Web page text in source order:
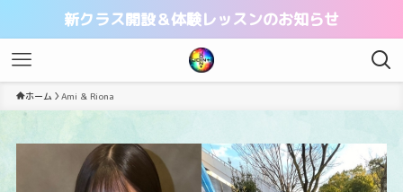
新クラス開設＆体験レッスンのお知らせ
ホーム Ami & Riona